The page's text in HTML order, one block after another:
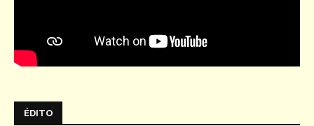
ÉDITO